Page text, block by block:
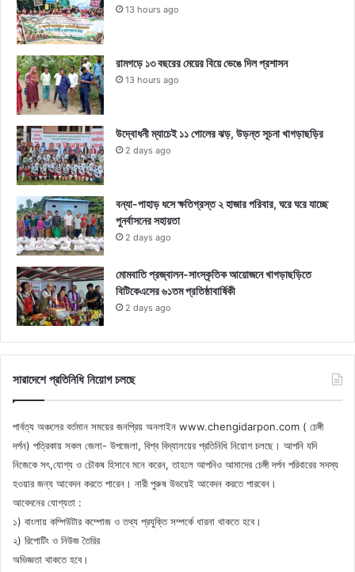
13 hours ago
রামগড়ে ১৩ বছরের মেয়ের বিয়ে ভেঙে দিল প্রশাসন
13 hours ago
উদ্বোধনী ম্যাচেই ১১ গোলের ঝড়, উড়ন্ত সূচনা খাগড়াছড়ির
2 days ago
বন্যা-পাহাড় ধসে ক্ষতিগ্রস্ত ২ হাজার পরিবার, ঘরে ঘরে যাচ্ছে
পুনর্বাসনের সহায়তা
2 days ago
মোমবাতি প্রজ্বালন-সাংস্কৃতিক আয়োজনে খাগড়াছড়িতে
বিটিকেএসের ৬১তম প্রতিষ্ঠাবার্ষিকী
2 days ago
সারাদেশে প্রতিনিধি নিয়োগ চলছে
পার্বত্য অঞ্চলের বর্তমান সময়ের জনপ্রিয় অনলাইন www.chengidarpon.com ( চেঙ্গী
দর্পন) পত্রিকায় সকল জেলা- উপজেলা, বিশ্ব বিদ্যালয়ের প্রতিনিধি নিয়োগ চলছে। আপনি যদি
নিজেকে সৎ,যোগ্য ও চৌকষ হিসাবে মনে করেন, তাহলে আপনিও আমাদের চেঙ্গী দর্পন পরিবারের সদস্য
হওয়ার জন্য আবেদন করতে পারেন। নারী পুরুষ উভয়েই আবেদন করতে পারবেন।
আবেদনের যোগ্যতা :
১) বাংলায় কম্পিউটার কম্পোজ ও তথ্য প্রযুক্তি সম্পর্কে ধারনা থাকতে হবে।
২) রিপোটিং ও নিউজ তৈরির
অভিজ্ঞতা থাকতে হবে।